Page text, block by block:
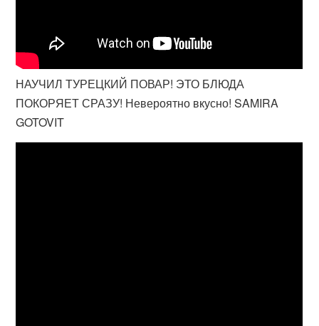
НАУЧИЛ ТУРЕЦКИЙ ПОВАР! ЭТО БЛЮДА
ПОКОРЯЕТ СРАЗУ! Невероятно вкусно! SAMIRA
GOTOVIT